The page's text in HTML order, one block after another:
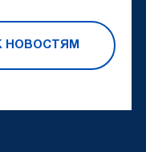
НОВОСТЯМ